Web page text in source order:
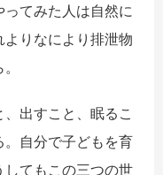
てみた人は自然に
りなにより排泄物
出すこと、眠るこ
。自分で子どもを育
てもこの三つの世